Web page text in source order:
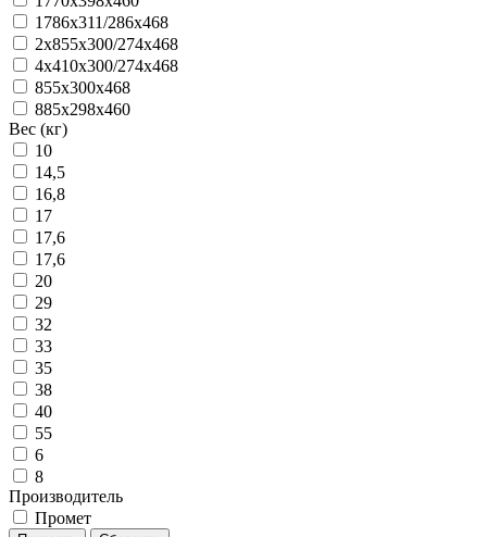
1786x311/286x468
2х855x300/274x468
4x410x300/274x468
855x300x468
885x298x460
Вес (кг)
10
14,5
16,8
17
17,6
17,6
20
29
32
33
35
38
40
55
6
8
Производитель
Промет